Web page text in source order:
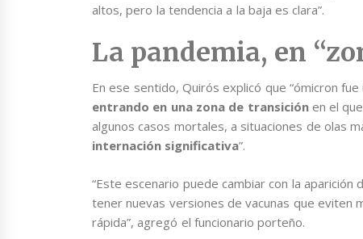
altos, pero la tendencia a la baja es clara”.
La pandemia, en
En ese sentido, Quirós explicó que “ómicron
entrando en una zona de transiciónen el
algunos casos mortales, a situaciones de olas
internación significativa”.
“Este escenario puede cambiar con la
tener nuevas versiones de vacunas que eviten
rápida”, agregó el funcionario porteño.